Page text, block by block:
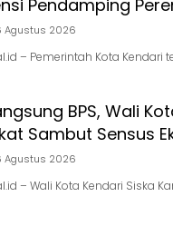
Pendamping
Agustus 2026
– Pemerintah Kota Kendari
BPS, Wali
Sambut Sensus
Agustus 2026
– Wali Kota Kendari Siska